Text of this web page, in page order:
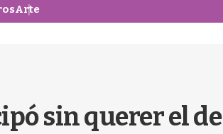
Arte
sin querer el